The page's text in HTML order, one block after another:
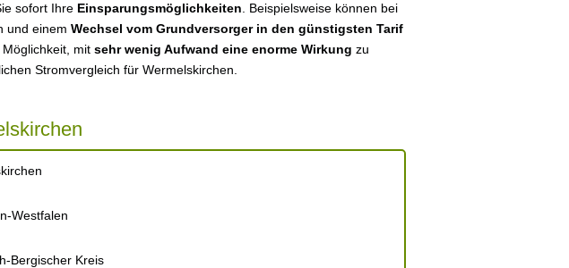
sofort Ihre Einsparungsmöglichkeiten . Beispielsweise können bei
und einem Wechsel vom Grundversorger in den günstigsten Tarif
mit sehr wenig Aufwand eine enorme Wirkung zu
Stromvergleich für Wermelskirchen.
Westfalen
Bergischer Kreis